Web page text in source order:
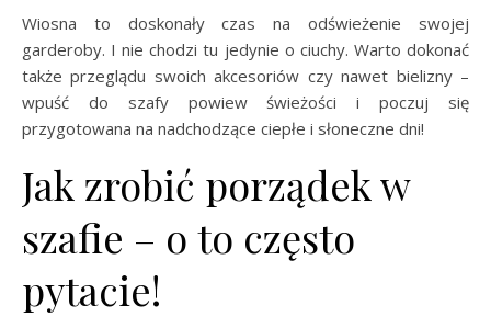
Wiosna to doskonały czas na odświeżenie swojej
garderoby. I nie chodzi tu jedynie o ciuchy. Warto dokonać
także przeglądu swoich akcesoriów czy nawet bielizny –
wpuść do szafy powiew świeżości i poczuj się
przygotowana na nadchodzące ciepłe i słoneczne dni!
Jak zrobić porządek w
szafie – o to często
pytacie!